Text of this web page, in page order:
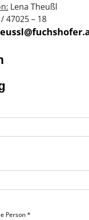
Lena Theußl
47025 – 18
Person*